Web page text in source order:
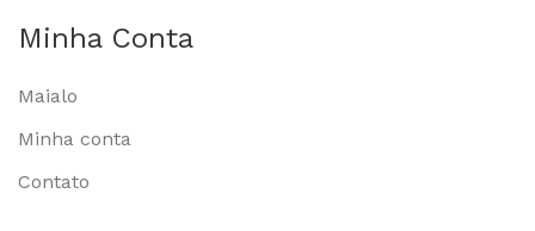
Minha Conta
Maialo
Minha conta
Contato